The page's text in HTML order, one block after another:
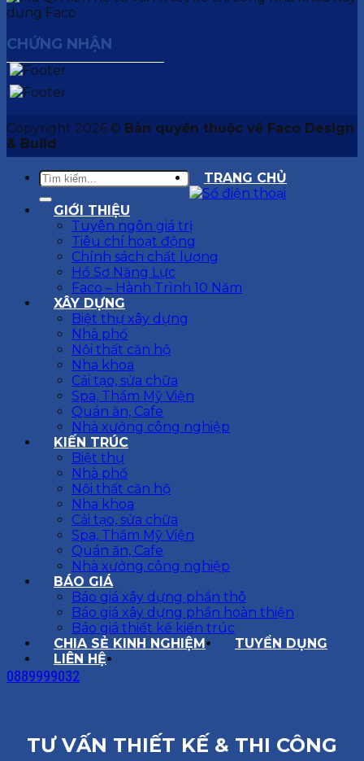
CHỨNG NHẬN
Copyright 2026 © Bản quyền thuộc về Faco Design
& Build
TRANG CHỦ
GIỚI THIỆU
Tuyên ngôn giá trị
Tiêu chí hoạt động
Chính sách chất lượng
Hồ Sơ Năng Lực
Faco – Hành Trình 10 Năm
XÂY DỰNG
Biệt thự xây dựng
Nhà phố
Nội thất căn hộ
Nha khoa
Cải tạo, sửa chữa
Spa, Thẩm Mỹ Viện
Quán ăn, Cafe
Nhà xưởng công nghiệp
KIẾN TRÚC
Biệt thự
Nhà phố
Nội thất căn hộ
Nha khoa
Cải tạo, sửa chữa
Spa, Thẩm Mỹ Viện
Quán ăn, Cafe
Nhà xưởng công nghiệp
BÁO GIÁ
Báo giá xây dựng phần thô
Báo giá xây dựng phần hoàn thiện
Báo giá thiết kế kiến trúc
CHIA SẺ KINH NGHIỆM
TUYỂN DỤNG
LIÊN HỆ
0889999032
TƯ VẤN THIẾT KẾ & THI CÔNG